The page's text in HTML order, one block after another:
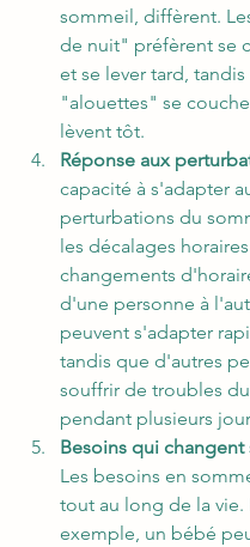
sommeil, diffèrent.
de nuit" préfèrent se
et se lever tard,
"alouettes" se
lèvent tôt.
Réponse aux
capacité à s'adapter
perturbations du
les décalages
changements
d'une personne à
peuvent s'adapter
tandis que d'autres
souffrir de troubles
pendant plusieurs
Besoins qui
Les besoins en
tout au long de la vie.
exemple, un bébé